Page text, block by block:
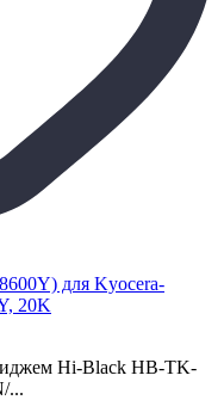
Hi-Black HB-TK-
...